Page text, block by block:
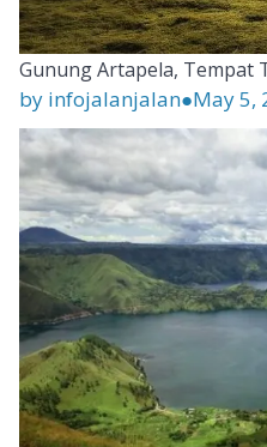
Gunung Artapela, Tempat
by infojalanjalan●May 5,